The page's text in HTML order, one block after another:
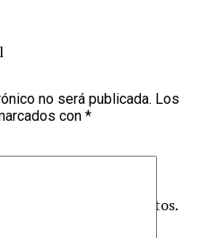
a tu lista de favoritos.
no será publicada. Los
con *